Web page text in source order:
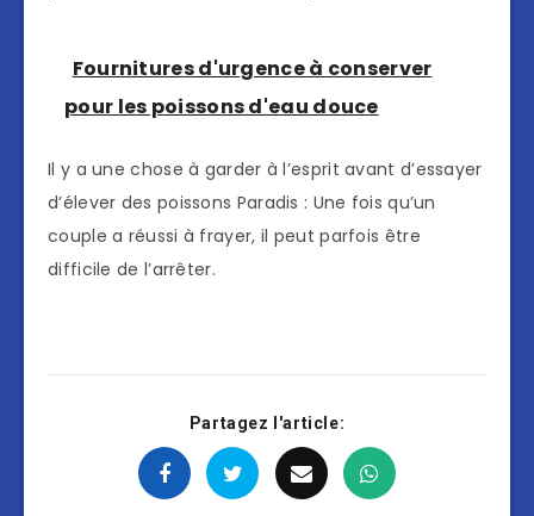
Fournitures d'urgence à conserver
pour les poissons d'eau douce
Il y a une chose à garder à l’esprit avant d’essayer
d’élever des poissons Paradis : Une fois qu’un
couple a réussi à frayer, il peut parfois être
difficile de l’arrêter.
Partagez l'article: